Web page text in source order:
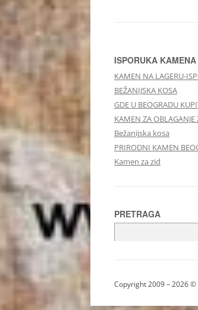
ISPORUKA KAMENA
KAMEN NA LAGERU-
BEŽANIJSKA KOSA
GDE U BEOGRADU
KAMEN ZA
Bežanijska kosa
PRIRODNI KAMEN
Kamen za zid
PRETRAGA
for:
Copyright 2009 – 2026 ©